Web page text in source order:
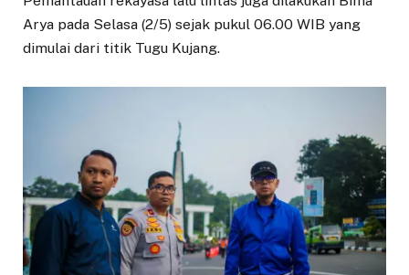
Arya pada Selasa (2/5) sejak pukul 06.00 WIB yang
dimulai dari titik Tugu Kujang.